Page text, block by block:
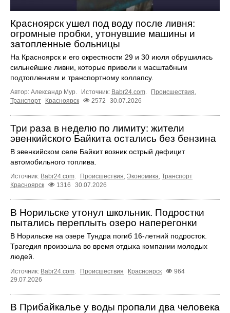
Красноярск ушел под воду после ливня:
огромные пробки, утонувшие машины и
затопленные больницы
На Красноярск и его окрестности 29 и 30 июля обрушились
сильнейшие ливни, которые привели к масштабным
подтоплениям и транспортному коллапсу.
Автор: Александр Мур. Источник: Babr24.com Происшествия
Транспорт
Красноярск 2572 30.07.2026
Три раза в неделю по лимиту: жители
эвенкийского Байкита остались без бензина
В эвенкийском селе Байкит возник острый дефицит
автомобильного топлива.
Источник: Babr24.com Происшествия Экономика Транспорт
Красноярск
1316 30.07.2026
В Норильске утонул школьник. Подростки
пытались переплыть озеро наперегонки
В Норильске на озере Тундра погиб 16-летний подросток.
Трагедия произошла во время отдыха компании молодых
людей.
Источник: Babr24.com. Происшествия Красноярск
964
29.07.2026
В Прибайкалье у воды пропали два человека